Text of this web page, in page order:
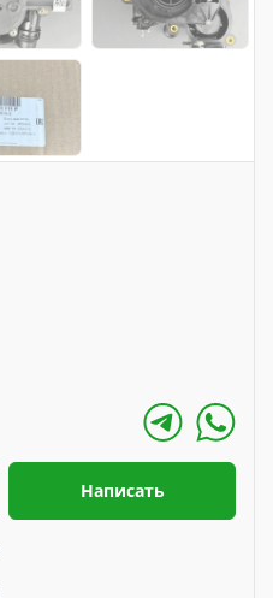
Написать